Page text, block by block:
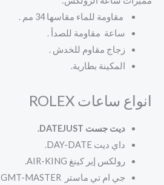
مقاومة للماء مقاسها 34 مم .
ساعة مقاومة للصدأ .
زجاج مقاوم للخدش .
المكينة بطارية.
انواع ساعات ROLEX
ديت جست DATEJUST.
داي ديت DAY-DATE.
رولكس إير كينغ AIR-KING.
جي ام تي ماستر GMT-MASTER.